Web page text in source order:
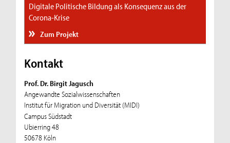
Digitale Politische Bildung als Konsequenz aus der
Corona-Krise
Zum Projekt
Kontakt
Prof. Dr. Birgit Jagusch
Angewandte Sozialwissenschaften
Institut für Migration und Diversität (MIDI)
Campus Südstadt
Ubierring 48
50678 Köln